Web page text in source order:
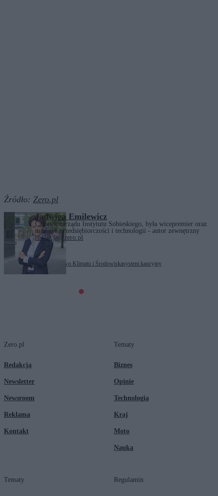
Źródło: Zero.pl
Jadwiga Emilewicz
Członek zarządu Instytutu Sobieskiego, była wicepremier oraz
minister przedsiębiorczości i technologii - autor zewnętrzny
redakcja@zero.pl
Tagi:ekologia Ministerstwo Klimatu i Środowiskasystem kaucyjny
Zero.pl
Redakcja
Newsletter
Newsroom
Reklama
Kontakt
Tematy
Biznes
Opinie
Technologia
Kraj
Moto
Nauka
Tematy Regulamin